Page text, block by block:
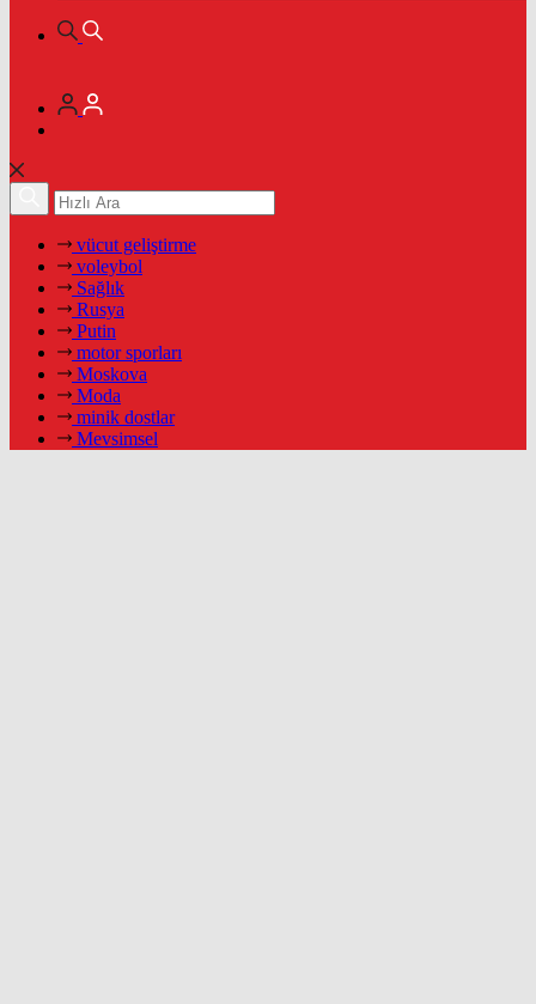
vücut geliştirme
voleybol
Sağlık
Rusya
Putin
motor sporları
Moskova
Moda
minik dostlar
Mevsimsel